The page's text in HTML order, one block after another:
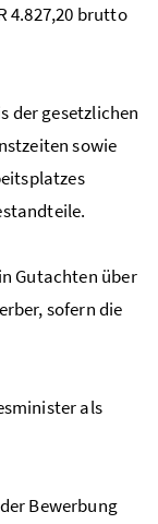
4.827,20 brutto
der gesetzlichen
sowie
Gutachten über
sofern die
als
Bewerbung